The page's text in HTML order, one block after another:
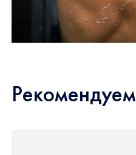
Рекомендуем